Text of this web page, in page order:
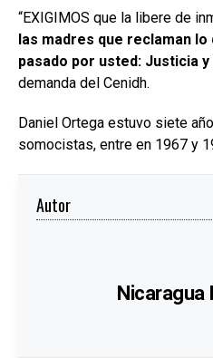
“EXIGIMOS que la libere de
las madres que reclaman
pasado por usted: Justicia y
demanda del Cenidh.
Daniel Ortega estuvo siete
somocistas, entre en 1967 y
Autor
Nicaragua